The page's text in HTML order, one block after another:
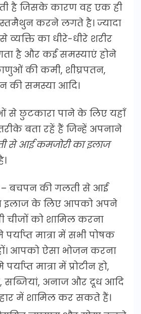
है जिसके कारण वह एक ही
करने लगते है। ज्यादा
का धीरे-धीरे शरीर
है और कई समस्याएं होने
की कमी, शीघ्रपतन,
की समस्या आदि।
से छुटकारा पाने के लिए यहाँ
बता रहें हैं जिन्हें अपनाने
से आई कमजोरी का इलाज
– बचपन की गलती से आई
इलाज के लिए आपको अपने
चीजों को शामिल करना
मात्रा में सभी पोषक
आपको ऐसा भोजन करना
मात्रा में प्रोटीन हो,
सब्जियां, अनाज और दूध आदि
में शामिल कर सकते हैं।